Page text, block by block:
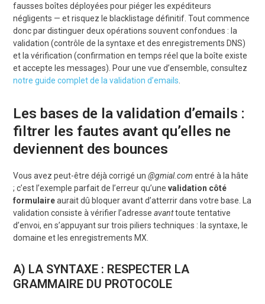
fausses boîtes déployées pour piéger les expéditeurs
négligents — et risquez le blacklistage définitif. Tout commence
donc par distinguer deux opérations souvent confondues : la
validation (contrôle de la syntaxe et des enregistrements DNS)
et la vérification (confirmation en temps réel que la boîte existe
et accepte les messages). Pour une vue d’ensemble, consultez
notre guide complet de la validation d’emails
Les bases de la validation d’emails :
filtrer les fautes avant qu’elles ne
deviennent des bounces
Vous avez peut-être déjà corrigé un@gmial.com entré à la hâte
; c’est l’exemple parfait de l’erreur qu’unevalidation côté
formulaireaurait dû bloquer avant d’atterrir dans votre base. La
validation consiste à vérifier l’adresseavanttoute tentative
d’envoi, en s’appuyant sur trois piliers techniques : la syntaxe, le
domaine et les enregistrements MX.
A) LA SYNTAXE : RESPECTER LA
GRAMMAIRE DU PROTOCOLE